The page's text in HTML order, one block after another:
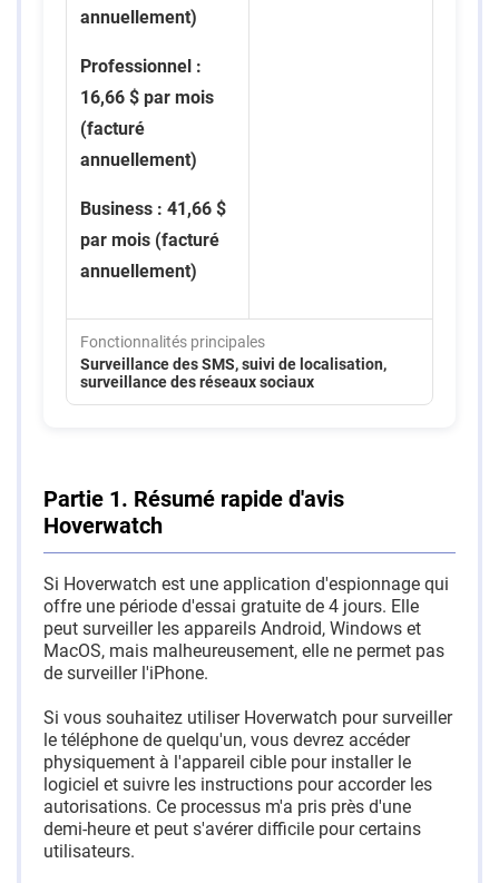
Partie 1. Résumé rapide d'avis
Hoverwatch
Si Hoverwatch est une application d'espionnage qui
offre une période d'essai gratuite de 4 jours. Elle
peut surveiller les appareils Android, Windows et
MacOS, mais malheureusement, elle ne permet pas
de surveiller l'iPhone.
Si vous souhaitez utiliser Hoverwatch pour surveiller
le téléphone de quelqu'un, vous devrez accéder
physiquement à l'appareil cible pour installer le
logiciel et suivre les instructions pour accorder les
autorisations. Ce processus m'a pris près d'une
demi-heure et peut s'avérer difficile pour certains
utilisateurs.
annuellement)
Professionnel :
16,66 $ par mois
(facturé
annuellement)
Business : 41,66 $
par mois (facturé
annuellement)
Fonctionnalités principales
Surveillance des SMS, suivi de localisation,
surveillance des réseaux sociaux